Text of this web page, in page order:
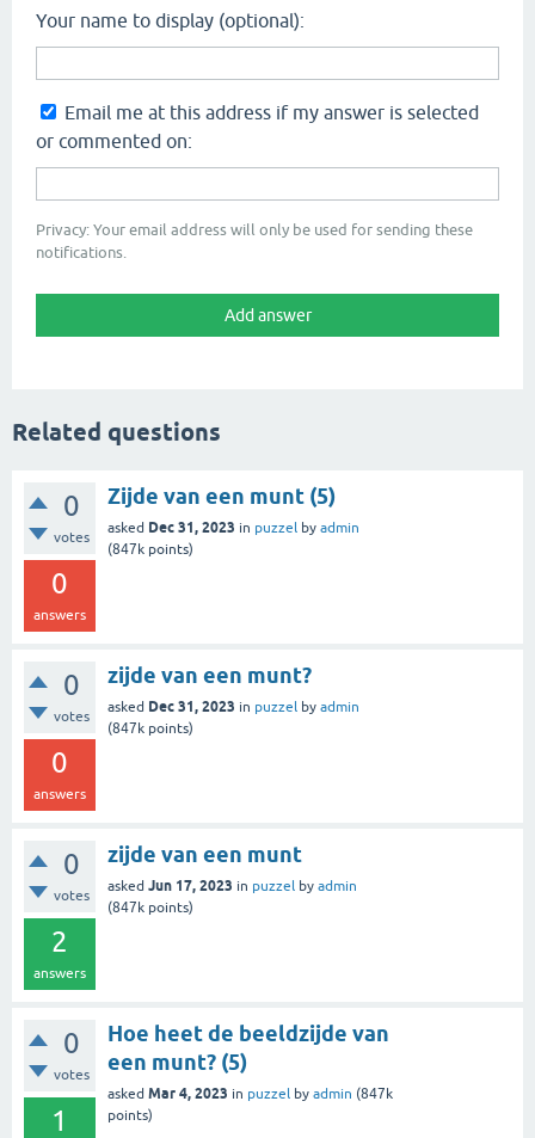
Your name to display (optional):
Email me at this address if my answer is selected
or commented on:
Privacy: Your email address will only be used for sending these
notifications.
Related questions
0
votes
0
answers
Zijde van een munt (5)
asked Dec 31, 2023 in puzzel by admin
(847k points)
0
votes
0
answers
zijde van een munt?
asked Dec 31, 2023 in puzzel by admin
(847k points)
0
votes
2
answers
zijde van een munt
asked Jun 17, 2023 in puzzel by admin
(847k points)
0
votes
1
Hoe heet de beeldzijde van
een munt? (5)
asked Mar 4, 2023 in puzzel by admin (847k
points)